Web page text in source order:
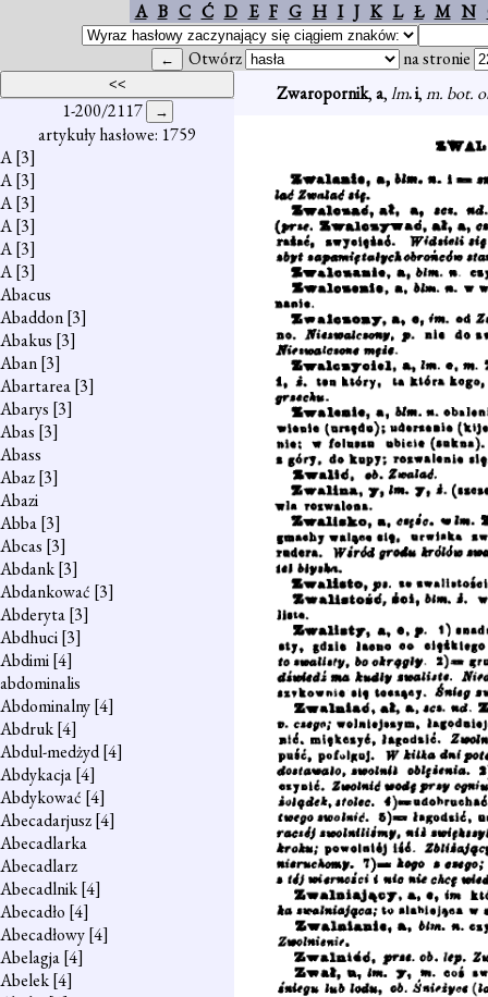
A B C Ć D E F G H I J K L Ł M N
Otwórz na stronie
1-200/2117
artykuły hasłowe: 1759
A[3]
A[3]
A[3]
A[3]
A[3]
A[3]
Abacus
Abaddon[3]
Abakus [3]
Aban[3]
Abartarea[3]
Abarys [3]
Abas [3]
Abass
Abaz[3]
Abazi
Abba[3]
Abcas [3]
Abdank[3]
Abdankować [3]
Abderyta[3]
Abdhuci[3]
Abdimi[4]
abdominalis
Abdominalny[4]
Abdruk[4]
Abdul-medżyd[4]
Abdykacja[4]
Abdykować [4]
Abecadarjusz[4]
Abecadlarka
Abecadlarz
Abecadlnik[4]
Abecadło [4]
Abecadłowy[4]
Abelagja[4]
Abelek[4]
Zwaropornik,a,lm. i,m. bot.